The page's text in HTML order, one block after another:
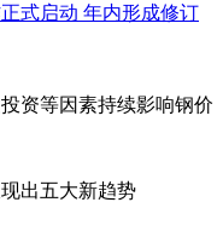
式启动 年内形成修订
资等因素持续影响钢价
出五大新趋势